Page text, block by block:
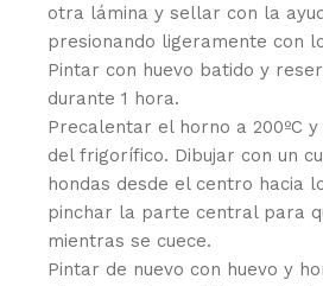
otra lámina y sellar con la
presionando ligeramente con
Pintar con huevo batido y
durante 1 hora.
Precalentar el horno a 200ºC
del frigorífico. Dibujar con un
hondas desde el centro hacia
pinchar la parte central para
mientras se cuece.
Pintar de nuevo con huevo y